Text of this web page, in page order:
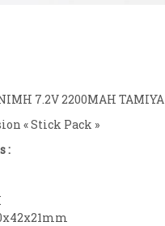
7.2V 2200MAH TAMIYA
« Stick Pack »
: